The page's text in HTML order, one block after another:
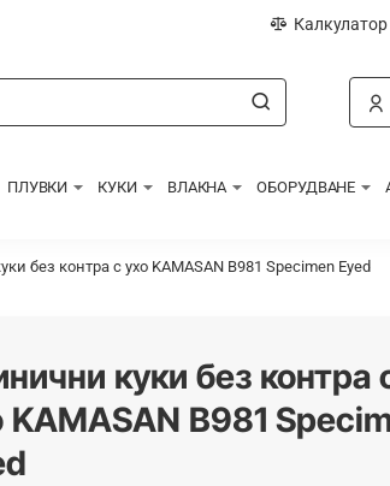
ПЛУВКИ КУКИ ВЛАКНА ОБОРУДВАНЕ
без контра с ухо KAMASAN B981 Specimen Eyed
куки без контра
KAMASAN B981